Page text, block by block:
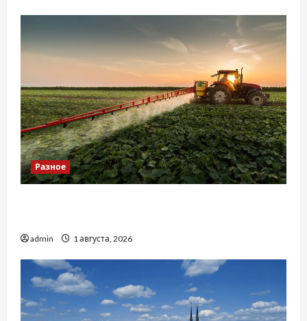
Разное
admin 1 августа, 2026